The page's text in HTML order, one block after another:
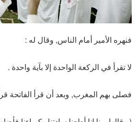
فنهره الأمير أمام الناس, وقال له :
لا تقرأ في الركعة الواحدة إلا بآية واحدة .
فصلى بهم المغرب, وبعد أن قرأ الفاتحة